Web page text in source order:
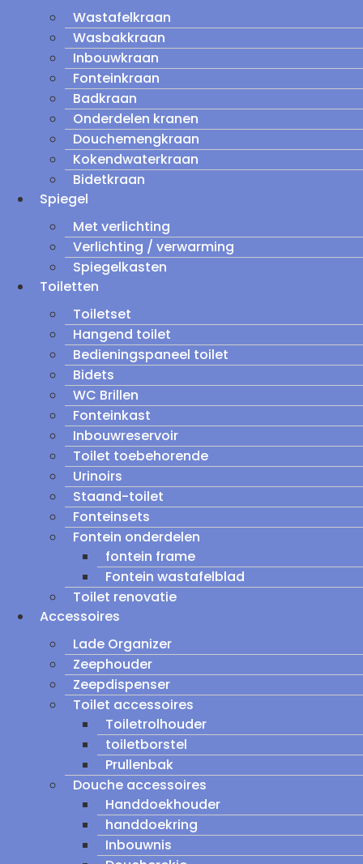
Wastafelkraan
Wasbakkraan
Inbouwkraan
Fonteinkraan
Badkraan
Onderdelen kranen
Douchemengkraan
Kokendwaterkraan
Bidetkraan
Spiegel
Met verlichting
Verlichting / verwarming
Spiegelkasten
Toiletten
Toiletset
Hangend toilet
Bedieningspaneel toilet
Bidets
WC Brillen
Fonteinkast
Inbouwreservoir
Toilet toebehorende
Urinoirs
Staand-toilet
Fonteinsets
Fontein onderdelen
fontein frame
Fontein wastafelblad
Toilet renovatie
Accessoires
Lade Organizer
Zeephouder
Zeepdispenser
Toilet accessoires
Toiletrolhouder
toiletborstel
Prullenbak
Douche accessoires
Handdoekhouder
handdoekring
Inbouwnis